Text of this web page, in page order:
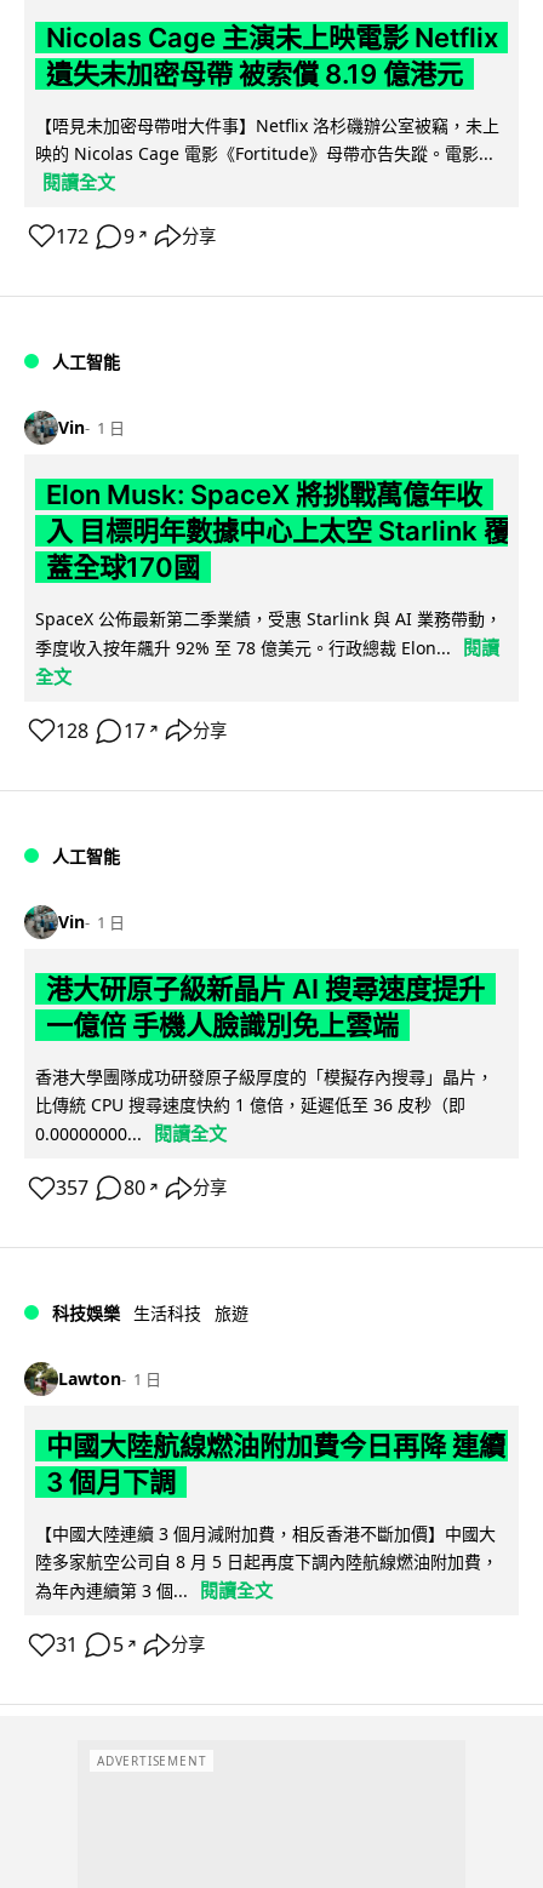
Nicolas Cage 主演未上映電影 Netflix
遺失未加密母帶 被索償 8.19 億港元
【唔見未加密母帶咁大件事】Netflix 洛杉磯辦公室被竊，未上
映的 Nicolas Cage 電影《Fortitude》母帶亦告失蹤。電影...
閱讀全文
172 9 ↗ 分享
人工智能
Vin 1 日
Elon Musk: SpaceX 將挑戰萬億年收
入 目標明年數據中心上太空 Starlink 覆
蓋全球170國
SpaceX 公佈最新第二季業績，受惠 Starlink 與 AI 業務帶動，
季度收入按年飆升 92% 至 78 億美元。行政總裁 Elon...
閱讀
全文
128 17 ↗ 分享
人工智能
Vin 1 日
港大研原子級新晶片 AI 搜尋速度提升
一億倍 手機人臉識別免上雲端
香港大學團隊成功研發原子級厚度的「模擬存內搜尋」晶片，
比傳統 CPU 搜尋速度快約 1 億倍，延遲低至 36 皮秒（即
0.00000000...
閱讀全文
357 80 ↗ 分享
科技娛樂 生活科技 旅遊
Lawton 1 日
中國大陸航線燃油附加費今日再降 連續
3 個月下調
【中國大陸連續 3 個月減附加費，相反香港不斷加價】中國大
陸多家航空公司自 8 月 5 日起再度下調內陸航線燃油附加費，
為年內連續第 3 個...
閱讀全文
31 5 ↗ 分享
ADVERTISEMENT